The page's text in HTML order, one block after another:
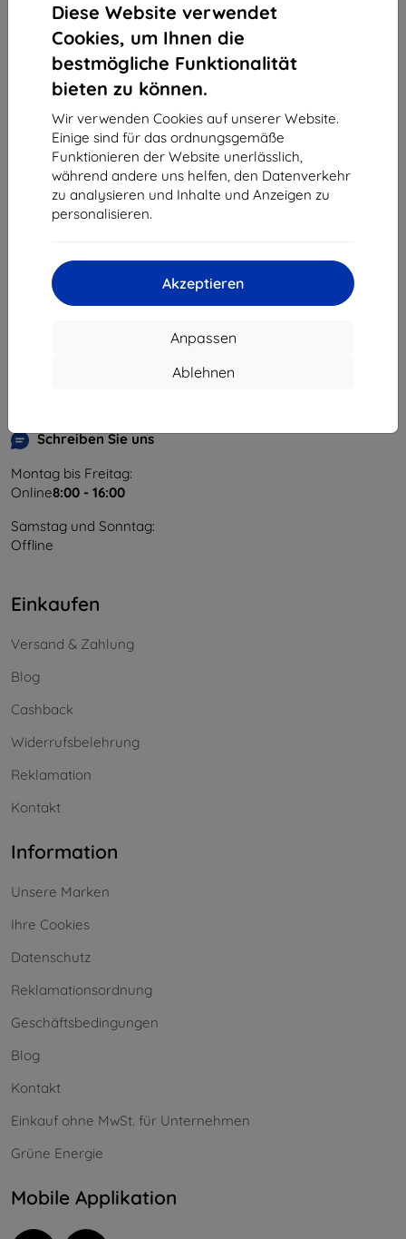
Diese Website verwendet
Cookies, um Ihnen die
bestmögliche Funktionalität
bieten zu können.
Wir verwenden Cookies auf unserer Website.
Einige sind für das ordnungsgemäße
Funktionieren der Website unerlässlich,
während andere uns helfen, den Datenverkehr
zu analysieren und Inhalte und Anzeigen zu
personalisieren.
Akzeptieren
Anpassen
Ablehnen
vom ganzen
Shield-Sk s.r.o.
Unternehmens-ID:
46701494
USt-IdNr.:SK2023549671
Schreiben Sie uns
Montag bis Freitag:
Online8:00 - 16:00
Samstag und Sonntag:
Offline
Einkaufen
Versand & Zahlung
Blog
Cashback
Widerrufsbelehrung
Reklamation
Kontakt
Information
Unsere Marken
Ihre Cookies
Datenschutz
Reklamationsordnung
Geschäftsbedingungen
Blog
Kontakt
Einkauf ohne MwSt. für Unternehmen
Grüne Energie
Mobile Applikation